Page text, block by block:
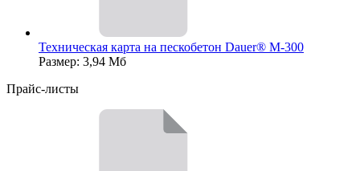
Техническая карта на пескобетон Dauer® М-300
Размер: 3,94 Мб
Прайс-листы